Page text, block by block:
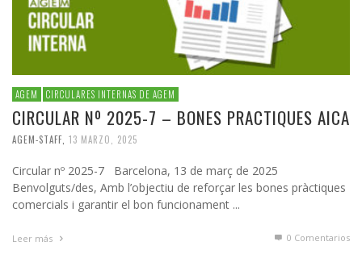
AGEM CIRCULARES INTERNAS DE AGEM
CIRCULAR Nº 2025-7 – BONES PRACTIQUES AICA
AGEM-STAFF 13 MARZO, 2025
Circular nº 2025-7 Barcelona, 13 de març de 2025
Benvolguts/des, Amb l’objectiu de reforçar les bones pràctiques
comercials i garantir el bon funcionament ...
Leer más 0 Comentarios